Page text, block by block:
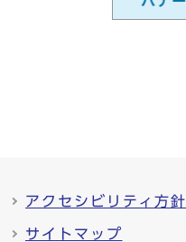
アクセシビリティ方針
サイトマップ